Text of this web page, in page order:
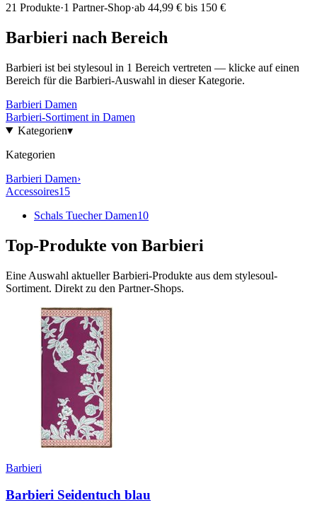
21 Produkte·1 Partner-Shop·ab 44,99 € bis 150 €
Barbieri nach Bereich
Barbieri ist bei stylesoul in 1 Bereich vertreten — klicke auf einen
Bereich für die Barbieri-Auswahl in dieser Kategorie.
Barbieri Damen
Barbieri-Sortiment in Damen
Kategorien▾
Kategorien
Barbieri Damen›
Accessoires15
Schals Tuecher Damen10
Top-Produkte von Barbieri
Eine Auswahl aktuellerBarbieri-Produkte aus dem stylesoul-
Sortiment. Direkt zu den Partner-Shops.
Barbieri
Barbieri Seidentuch blau